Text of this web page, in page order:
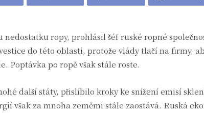
nedostatku ropy, prohlásil šéf ruské ropné
do této oblasti, protože vlády tlačí na firmy,
Poptávka po ropě však stále roste.
další státy, přislíbilo kroky ke snížení emisí
však za mnoha zeměmi stále zaostává. Ruská